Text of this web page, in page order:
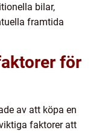
bilar,
framtida
för
av att köpa en
faktorer att